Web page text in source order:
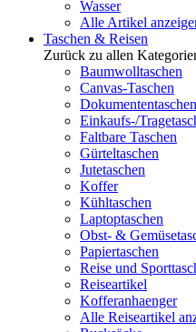
Wasser
Alle Artikel
Taschen & Reisen
Zurück zu allen
Baumwolltaschen
Canvas-Taschen
Dokumententaschen
Einkaufs-/
Faltbare Taschen
Gürteltaschen
Jutetaschen
Koffer
Kühltaschen
Laptoptaschen
Obst- &
Papiertaschen
Reise und
Reiseartikel
Kofferanhaenger
Alle Reiseartikel